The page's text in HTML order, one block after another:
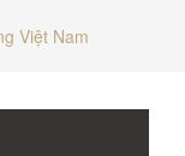
Việt Nam